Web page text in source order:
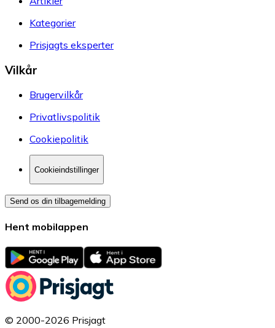
Kategorier
Prisjagts eksperter
Vilkår
Brugervilkår
Privatlivspolitik
Cookiepolitik
Cookieindstillinger
Send os din tilbagemelding
Hent mobilappen
© 2000-2026 Prisjagt